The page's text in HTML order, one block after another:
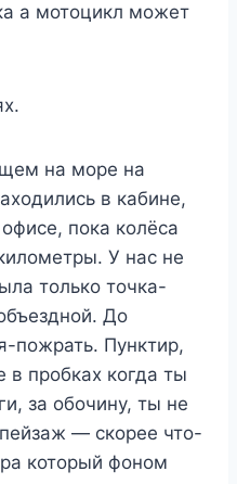
а мотоцикл может
на море на
в кабине,
пока колёса
У нас не
только точка-
До
пожрать. Пунктир,
пробках когда ты
за обочину, ты не
— скорее что-
который фоном